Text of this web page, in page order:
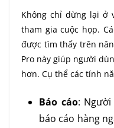
Không chỉ dừng lại ở
tham gia cuộc họp.
được tìm thấy trên
Pro này giúp người
hơn. Cụ thể các tính
Báo cáo:
báo cáo hàng